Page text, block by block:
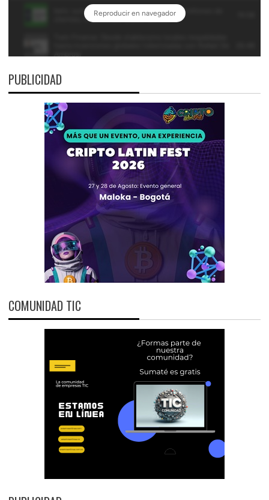
PUBLICIDAD
COMUNIDAD TIC